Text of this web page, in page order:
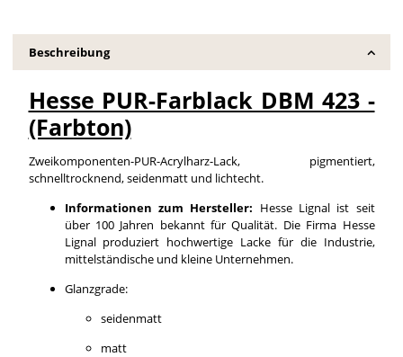
Beschreibung
Hesse PUR-Farblack DBM 423 -
(Farbton)
Zweikomponenten-PUR-Acrylharz-Lack, pigmentiert,
schnelltrocknend, seidenmatt und lichtecht.
Informationen zum Hersteller: Hesse Lignal ist seit
über 100 Jahren bekannt für Qualität. Die Firma Hesse
Lignal produziert hochwertige Lacke für die Industrie,
mittelständische und kleine Unternehmen.
Glanzgrade:
seidenmatt
matt